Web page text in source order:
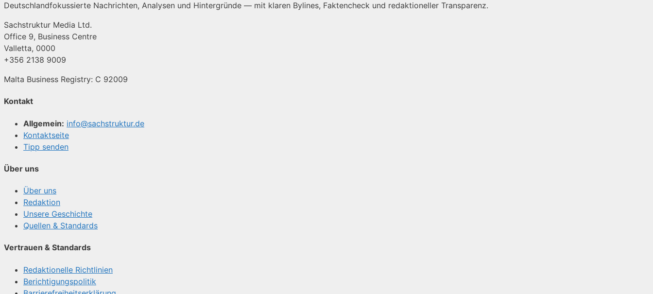
Deutschlandfokussierte Nachrichten, Analysen und Hintergründe — mit klaren Bylines, Faktencheck und redaktioneller Transparenz.
Sachstruktur Media Ltd.
Office 9, Business Centre
Valletta, 0000
+356 2138 9009
Malta Business Registry: C 92009
Kontakt
Allgemein: info@sachstruktur.de
Kontaktseite
Tipp senden
Über uns
Über uns
Redaktion
Unsere Geschichte
Quellen & Standards
Vertrauen & Standards
Redaktionelle Richtlinien
Berichtigungspolitik